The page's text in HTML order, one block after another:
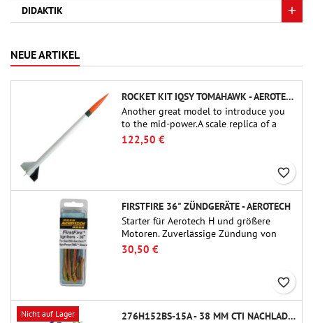
DIDAKTIK
NEUE ARTIKEL
ROCKET KIT IQSY TOMAHAWK - AEROTECH
Another great model to introduce you
to the mid-power.A scale replica of a
famous sounding rocket, small in size
and peefect to move to higher-level kits.
122,50 €
favorite_border
FIRSTFIRE 36" ZÜNDGERÄTE - AEROTECH
Starter für Aerotech H und größere
Motoren. Zuverlässige Zündung von
Motoren bis zu 91 cm Länge.
30,50 €
favorite_border
Nicht auf Lager
276H152BS-15A - 38 MM CTI NACHLADEN